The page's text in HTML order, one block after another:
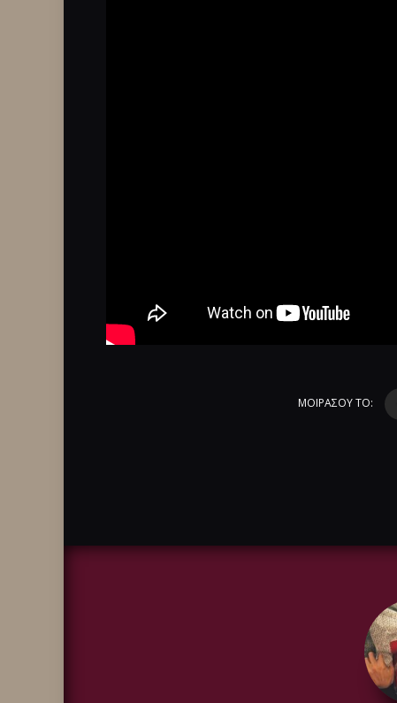
ΜΟΙΡΑΣΟΥ ΤΟ: